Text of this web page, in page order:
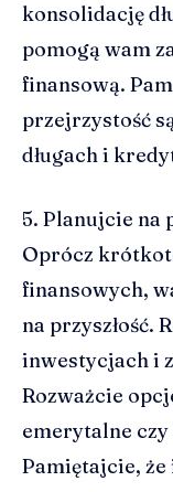
konsolidację
pomogą wam
finansową.
przejrzystość
długach i
5. Planujcie na
Oprócz
finansowych,
na przyszłość.
inwestycjach i
Rozważcie
emerytalne
Pamiętajcie,